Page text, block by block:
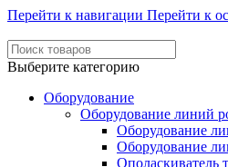
Перейти к навигации Перейти к
Выберите категорию
Оборудование
Оборудование линий
Оборудование
Оборудование
Ополаскиватель